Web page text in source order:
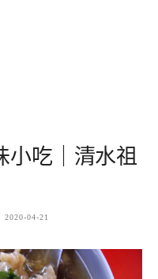
小吃｜清水祖
2020-04-21